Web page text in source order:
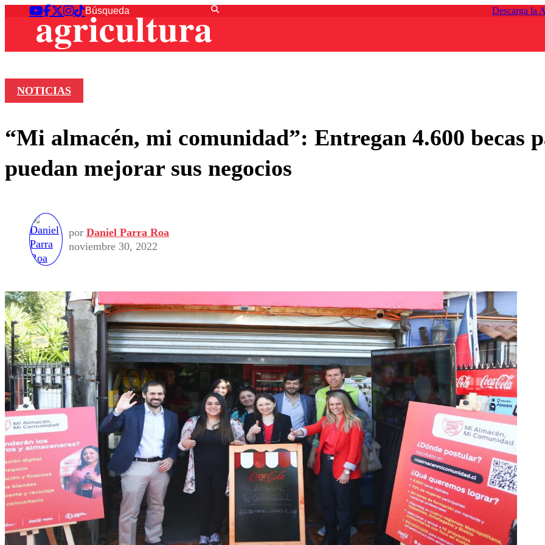
Descarga la
NOTICIAS
“Mi almacén, mi comunidad”: Entregan 4.600 becas
puedan mejorar sus negocios
por Daniel Parra Roa
noviembre 30, 2022